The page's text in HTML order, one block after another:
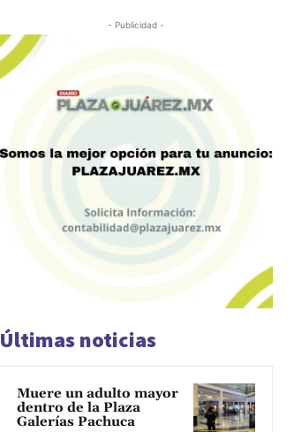
- Publicidad -
Últimas noticias
Muere un adulto mayor
dentro de la Plaza
Galerías Pachuca